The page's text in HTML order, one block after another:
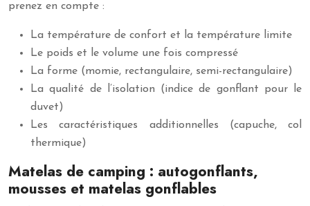
prenez en compte :
La température de confort et la température limite
Le poids et le volume une fois compressé
La forme (momie, rectangulaire, semi-rectangulaire)
La qualité de l’isolation (indice de gonflant pour le
duvet)
Les caractéristiques additionnelles (capuche, col
thermique)
Matelas de camping : autogonflants,
mousses et matelas gonflables